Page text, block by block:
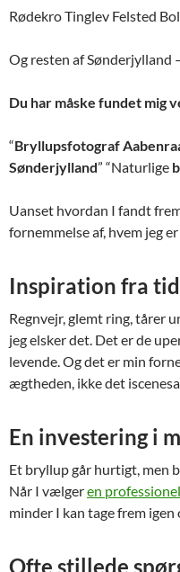
Rødekro Tinglev Felsted
Og resten af Sønderjylland
Du har måske fundet mig
“Bryllupsfotograf
Sønderjylland” “Naturlige
Uanset hvordan I fandt
fornemmelse af, hvem jeg
Inspiration fra
Regnvejr, glemt ring, tårer
jeg elsker det. Det er de
levende. Og det er min
ægtheden, ikke det
En investering i
Et bryllup går hurtigt, men
Når I vælgeren
minder I kan tage frem igen
Ofte stillede